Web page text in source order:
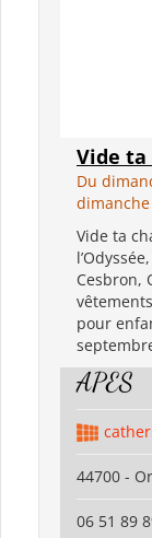
Vide
Du
Vide ta
Cesbron,
pour
APES
44700 -
06 51 89